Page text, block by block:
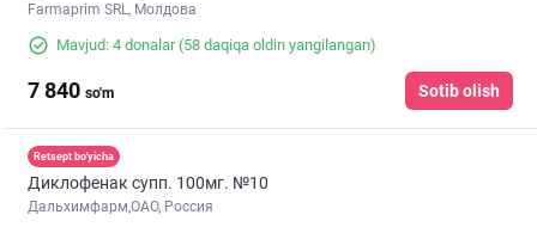
Farmaprim SRL, Молдова
Mavjud: 4 donalar(58 daqiqa oldin yangilangan)
7 840 so'm Sotib olish
Retsept bo'yicha
Диклофенак супп. 100мг. №10
Дальхимфарм,ОАО, Россия